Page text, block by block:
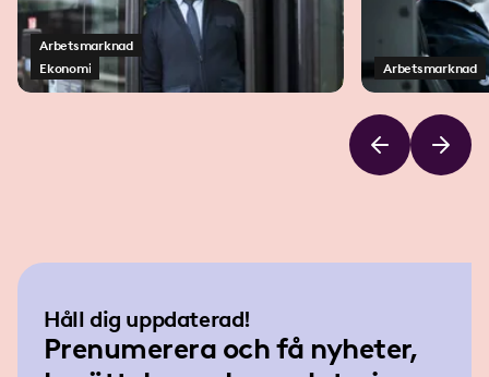
Arbetsmarknad
Ekonomi
Arbetsmarknad
Håll dig uppdaterad!
Prenumerera och få nyheter,